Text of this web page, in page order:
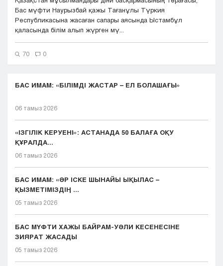
Бас мүфти Наурызбай қажы Тағанұлы Түркия
Республикасына жасаған сапары аясында Ыстамбұл
қаласында білім алып жүрген мү...
70 0
БАС ИМАМ: «БІЛІМДІ ЖАСТАР – ЕЛ БОЛАШАҒЫ»
06 тамыз 2026
«ІЗГІЛІК КЕРУЕНІ»: АСТАНАДА 50 БАЛАҒА ОҚУ
ҚҰРАЛДА...
06 тамыз 2026
БАС ИМАМ: «ӘР ІСКЕ ШЫНАЙЫ ЫҚЫЛАС –
ҚЫЗМЕТІМІЗДІҢ ...
05 тамыз 2026
БАС МҮФТИ ХАЖЫ БАЙРАМ-УӘЛИ КЕСЕНЕСІНЕ
ЗИЯРАТ ЖАСАДЫ
05 тамыз 2026